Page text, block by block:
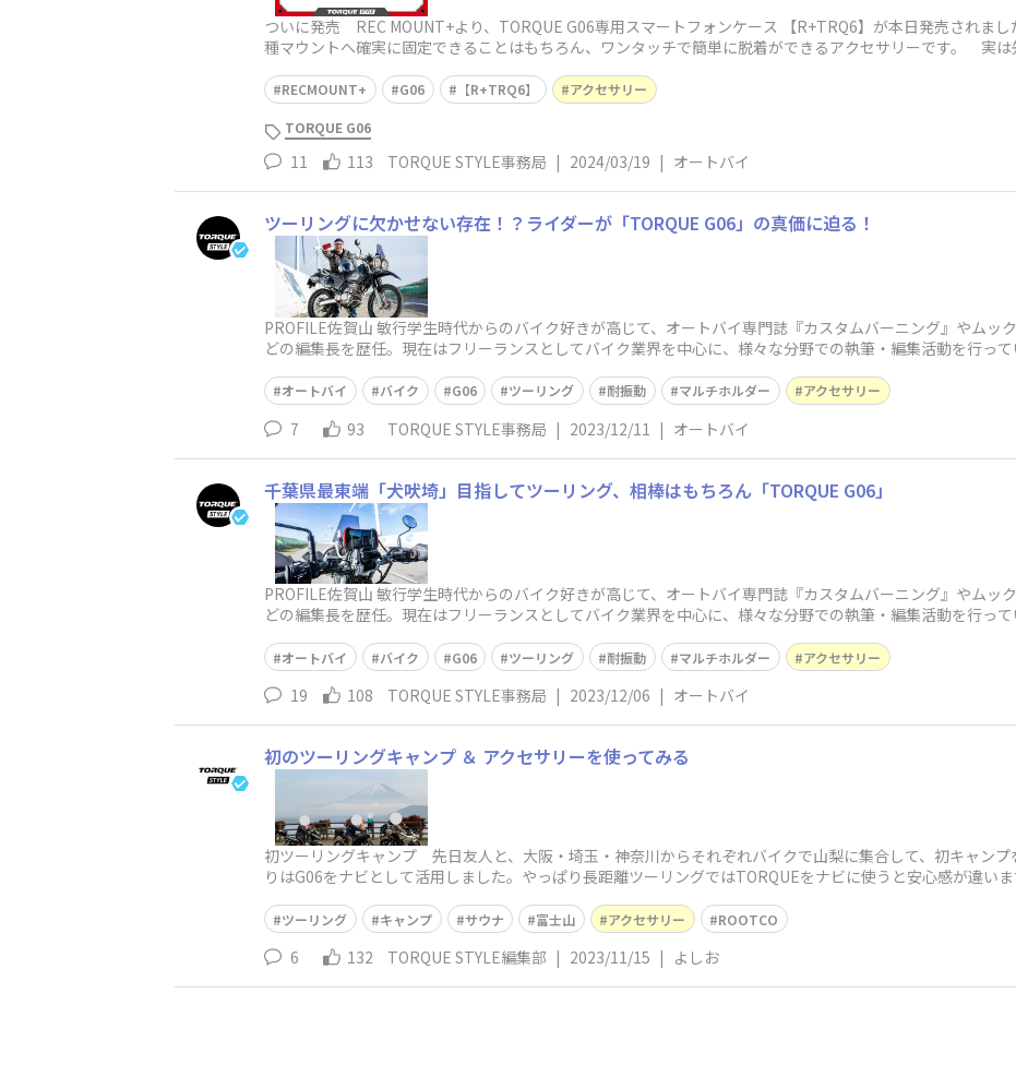
ついに発売 REC MOUNT+より、TORQUE G06専用スマートフォンケース 【R+TRQ6】が本日発売されま
種マウントへ確実に固定できることはもちろん、ワンタッチで簡単に脱着ができるアクセサリーです。 実
RECMOUNT+ G06 【R+TRQ6】 アクセサリー
TORQUE G06
11 113 TORQUE STYLE事務局 | 2024/03/19 | オートバイ
ツーリングに欠かせない存在！？ライダーが「TORQUE G06」の真価に迫る！
PROFILE佐賀山 敏行学生時代からのバイク好きが高じて、オートバイ専門誌『カスタムバーニング』やムッ
どの編集長を歴任。現在はフリーランスとしてバイク業界を中心に、様々な分野での執筆・編集活動を行っ
オートバイ バイク G06 ツーリング 耐振動 マルチホルダー アクセサリー
7 93 TORQUE STYLE事務局 | 2023/12/11 | オートバイ
千葉県最東端「犬吠埼」目指してツーリング、相棒はもちろん「TORQUE G06」
PROFILE佐賀山 敏行学生時代からのバイク好きが高じて、オートバイ専門誌『カスタムバーニング』やムッ
どの編集長を歴任。現在はフリーランスとしてバイク業界を中心に、様々な分野での執筆・編集活動を行っ
オートバイ バイク G06 ツーリング 耐振動 マルチホルダー アクセサリー
19 108 TORQUE STYLE事務局 | 2023/12/06 | オートバイ
初のツーリングキャンプ ＆ アクセサリーを使ってみる
初ツーリングキャンプ 先日友人と、大阪・埼玉・神奈川からそれぞれバイクで山梨に集合して、初キャン
りはG06をナビとして活用しました。やっぱり長距離ツーリングではTORQUEをナビに使うと安心感が違
ツーリング キャンプ サウナ 富士山 アクセサリー ROOTCO
6 132 TORQUE STYLE編集部 | 2023/11/15 | よしお